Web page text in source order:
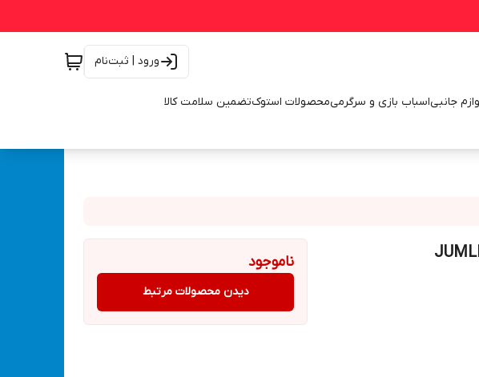
ورود | ثبت‌نام
جانبیاسباب بازی و سرگرمیمحصولات استوکتضمین سلامت کالا
ناموجود
دیدن محصولات مرتبط